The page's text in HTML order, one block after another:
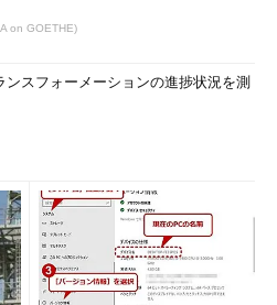
on GOETHE)
ンスフォーメーションの進捗状況を測